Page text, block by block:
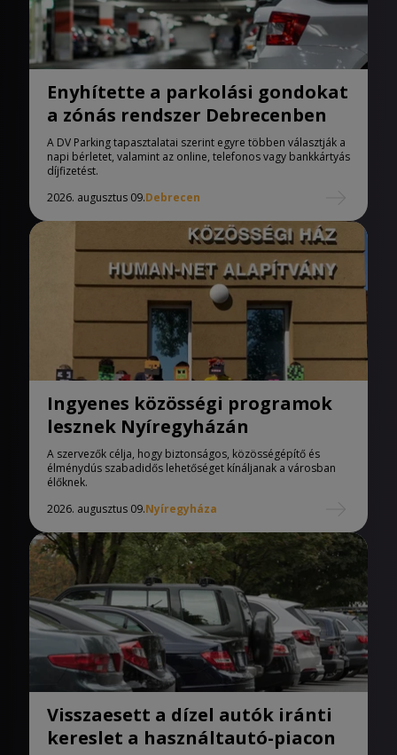
Enyhítette a parkolási gondokat
a zónás rendszer Debrecenben
A DV Parking tapasztalatai szerint egyre többen választják a
napi bérletet, valamint az online, telefonos vagy bankkártyás
díjfizetést.
2026. augusztus 09.Debrecen
Ingyenes közösségi programok
lesznek Nyíregyházán
A szervezők célja, hogy biztonságos, közösségépítő és
élménydús szabadidős lehetőséget kínáljanak a városban
élőknek.
2026. augusztus 09.Nyíregyháza
Visszaesett a dízel autók iránti
kereslet a használtautó-piacon